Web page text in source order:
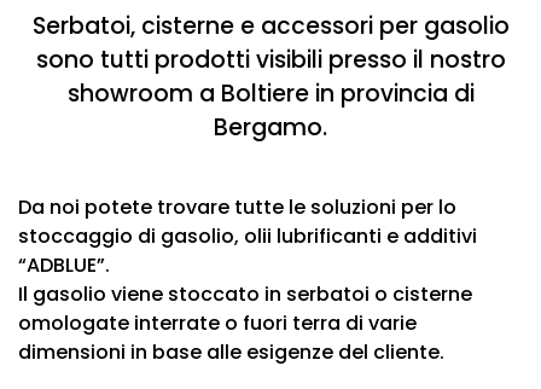
Serbatoi, cisterne e accessori per gasolio
sono tutti prodotti visibili presso il nostro
showroom a Boltiere in provincia di
Bergamo.
Da noi potete trovare tutte le soluzioni per lo
stoccaggio di gasolio, olii lubrificanti e additivi
“ADBLUE”.
Il gasolio viene stoccato in serbatoi o cisterne
omologate interrate o fuori terra di varie
dimensioni in base alle esigenze del cliente.